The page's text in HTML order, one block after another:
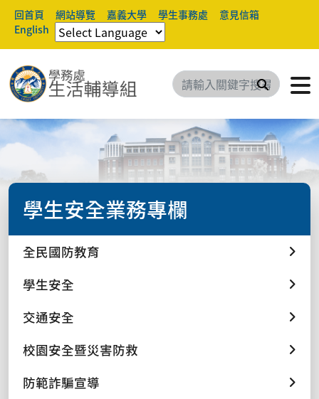
回首頁 網站導覽 嘉義大學 學生事務處
意見信箱
English
搜尋
學生安全業務專欄
全民國防教育
學生安全
交通安全
校園安全暨災害防救
防範詐騙宣導